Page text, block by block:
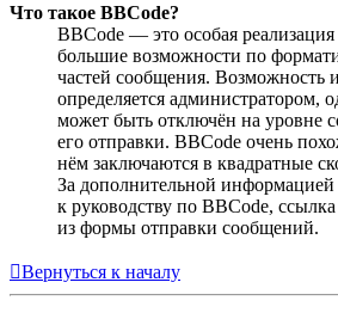
Что такое BBCode?
BBCode — это особая
большие возможности по
частей сообщения. Возможность
определяется администратором,
может быть отключён на уровне
его отправки. BBCode очень
нём заключаются в квадратные
За дополнительной информацией
к руководству по BBCode,
из формы отправки сообщений.
Вернуться к началу